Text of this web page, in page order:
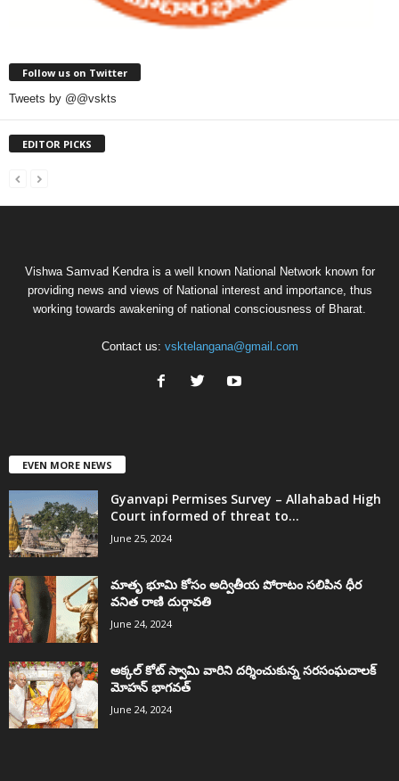
Follow us on Twitter
Tweets by @@vskts
EDITOR PICKS
Vishwa Samvad Kendra is a well known National Network known for
providing news and views of National interest and importance, thus
working towards awakening of national consciousness of Bharat.
Contact us: vsktelangana@gmail.com
EVEN MORE NEWS
Gyanvapi Permises Survey – Allahabad High
Court informed of threat to...
June 25, 2024
మాతృ భూమి కోసం అద్వితీయ పోరాటం సలిపిన ధీర
వనిత రాణి దుర్గావతి
June 24, 2024
అక్కల్‌ కోట్‌ స్వామి వారిని దర్శించుకున్న సరసంఘచాలక్
మోహన్ భాగవత్
June 24, 2024